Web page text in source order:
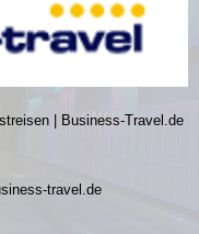
| Business-Travel.de
travel.de